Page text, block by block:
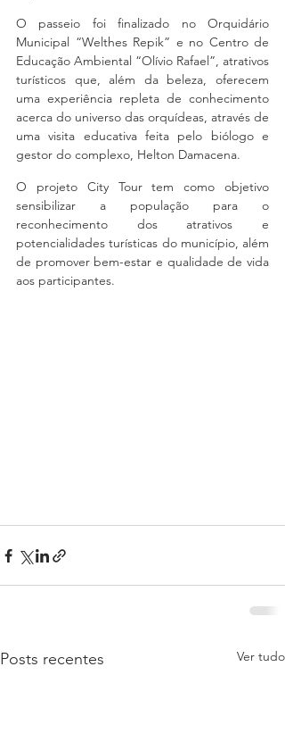
O passeio foi finalizado no Orquidário
Municipal “Welthes Repik” e no Centro de
Educação Ambiental “Olívio Rafael”, atrativos
turísticos que, além da beleza, oferecem
uma experiência repleta de conhecimento
acerca do universo das orquídeas, através de
uma visita educativa feita pelo biólogo e
gestor do complexo, Helton Damacena.
O projeto City Tour tem como objetivo
sensibilizar a população para o
reconhecimento dos atrativos e
potencialidades turísticas do município, além
de promover bem-estar e qualidade de vida
aos participantes.
Posts recentes Ver tudo